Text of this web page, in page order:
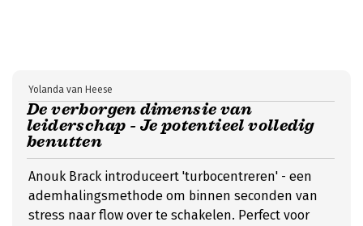
De verborgen dimensie van
leiderschap - Je potentieel volledig
benutten
Yolanda van Heese
Anouk Brack introduceert 'turbocentreren' - een
ademhalingsmethode om binnen seconden van
stress naar flow over te schakelen. Perfect voor